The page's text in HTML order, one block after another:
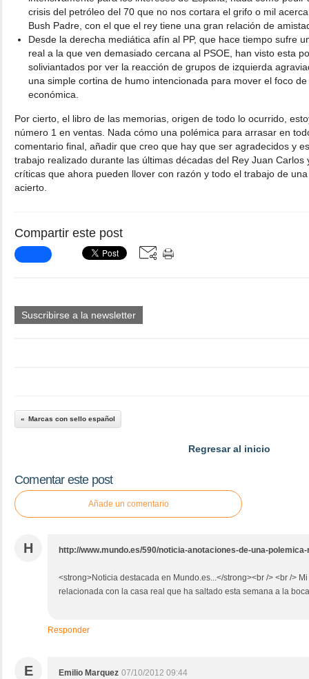
crisis del petróleo del 70 que no nos cortara el grifo o mil
Bush Padre, con el que el rey tiene una gran relación de
Desde la derecha mediática afín al PP, que hace tiempo sufre
real a la que ven demasiado cercana al PSOE, han visto esta
soliviantados por ver la reacción de grupos de izquierda
una simple cortina de humo intencionada para mover el foco
económica.
Por cierto, el libro de las memorias, origen de todo lo ocurrido,
número 1 en ventas. Nada cómo una polémica para arrasar en
comentario final, añadir que creo que hay que ser agradecidos y
trabajo realizado durante las últimas décadas del Rey Juan Carlos
críticas que ahora pueden llover con razón y todo el trabajo de
acierto.
Compartir este post
Suscribirse a la newsletter
Marcas con sello español
Regresar al inicio
Comentar este post
Añade un comentario
H http://www.mundo.es/590/noticia-anotaciones-de-una-
<strong>Noticia destacada en Mundo.es...</strong><br /> <br />
relacionada con la casa real que ha saltado esta semana a la
Responder
E Emilio Marquez 07/10/2012 09:44